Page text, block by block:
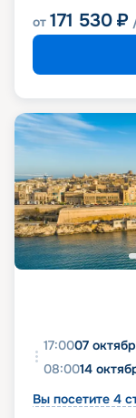
от 171 530 ₽
17:0007
08:0014
Вы посетите 4